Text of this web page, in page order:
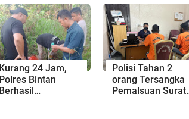
Umat
Pacar di Batam
Kurang 24 Jam,
Polres Bintan
Berhasil
Polisi Tahan 2
orang Tersangka
Pemalsuan Surat,